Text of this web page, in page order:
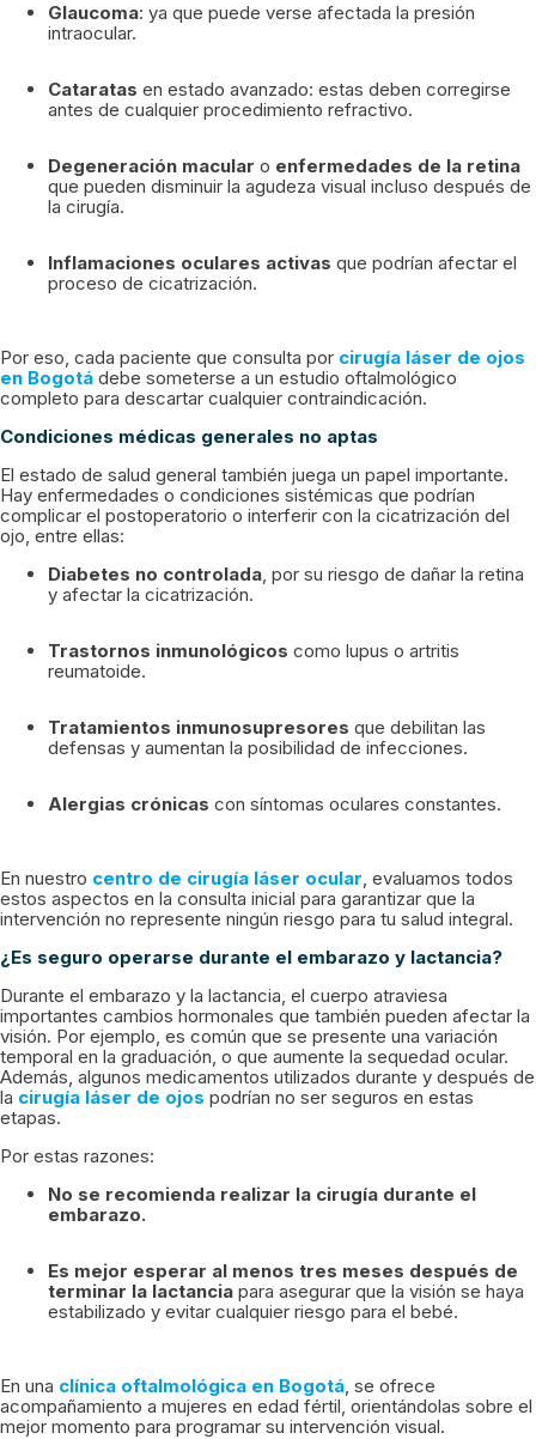
Glaucoma: ya que puede verse afectada la presión
intraocular.
Cataratas en estado avanzado: estas deben corregirse
antes de cualquier procedimiento refractivo.
Degeneración macular o enfermedades de la retina
que pueden disminuir la agudeza visual incluso después de
la cirugía.
Inflamaciones oculares activas que podrían afectar el
proceso de cicatrización.
Por eso, cada paciente que consulta por cirugía láser de ojos
en Bogotá debe someterse a un estudio oftalmológico
completo para descartar cualquier contraindicación.
Condiciones médicas generales no aptas
El estado de salud general también juega un papel importante.
Hay enfermedades o condiciones sistémicas que podrían
complicar el postoperatorio o interferir con la cicatrización del
ojo, entre ellas:
Diabetes no controlada, por su riesgo de dañar la retina
y afectar la cicatrización.
Trastornos inmunológicos como lupus o artritis
reumatoide.
Tratamientos inmunosupresores que debilitan las
defensas y aumentan la posibilidad de infecciones.
Alergias crónicas con síntomas oculares constantes.
En nuestro centro de cirugía láser ocular, evaluamos todos
estos aspectos en la consulta inicial para garantizar que la
intervención no represente ningún riesgo para tu salud integral.
¿Es seguro operarse durante el embarazo y lactancia?
Durante el embarazo y la lactancia, el cuerpo atraviesa
importantes cambios hormonales que también pueden afectar la
visión. Por ejemplo, es común que se presente una variación
temporal en la graduación, o que aumente la sequedad ocular.
Además, algunos medicamentos utilizados durante y después de
la cirugía láser de ojos podrían no ser seguros en estas
etapas.
Por estas razones:
No se recomienda realizar la cirugía durante el
embarazo.
Es mejor esperar al menos tres meses después de
terminar la lactancia para asegurar que la visión se haya
estabilizado y evitar cualquier riesgo para el bebé.
En una clínica oftalmológica en Bogotá, se ofrece
acompañamiento a mujeres en edad fértil, orientándolas sobre el
mejor momento para programar su intervención visual.